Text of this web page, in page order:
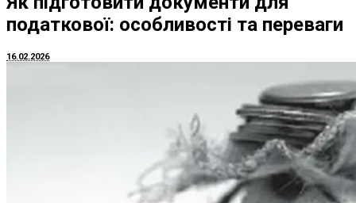
податкової: особливості та переваги
16.02.2026